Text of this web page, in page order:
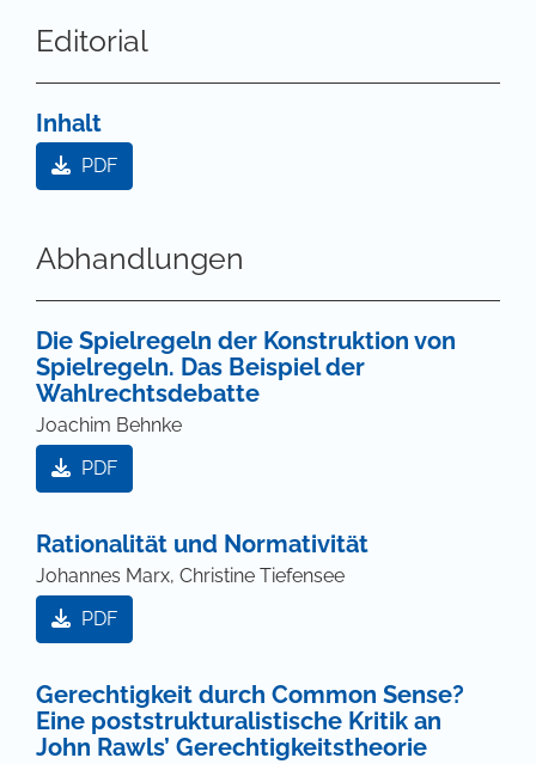
Editorial
Inhalt
PDF
Abhandlungen
Die Spielregeln der Konstruktion von
Spielregeln. Das Beispiel der
Wahlrechtsdebatte
Joachim Behnke
PDF
Rationalität und Normativität
Johannes Marx, Christine Tiefensee
PDF
Gerechtigkeit durch Common Sense?
Eine poststrukturalistische Kritik an
John Rawls’ Gerechtigkeitstheorie